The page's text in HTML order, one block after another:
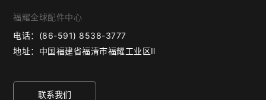
福耀全球配件中心
电话： (86-591) 8538-3777
地址： 中国福建省福清市福耀工业区Ⅱ
联系我们